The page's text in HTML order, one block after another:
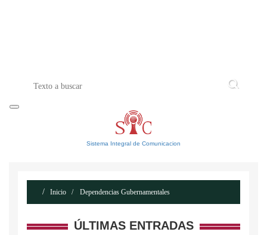
Sistema Integral de Comunicacion
Inicio Dependencias Gubernamentales
ÚLTIMAS ENTRADAS